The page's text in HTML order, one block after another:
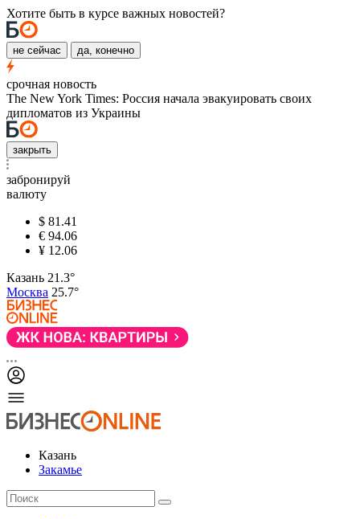
Хотите быть в курсе важных новостей?
не сейчас да, конечно
срочная новость
The New York Times: Россия начала эвакуировать своих
дипломатов из Украины
закрыть
забронируй
валюту
$ 81.41
€ 94.06
¥ 12.06
Казань 21.3°
Москва 25.7°
Казань
Закамье